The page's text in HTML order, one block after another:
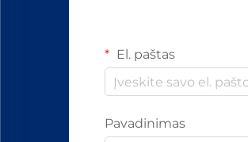
El. paštas
Pavadinimas